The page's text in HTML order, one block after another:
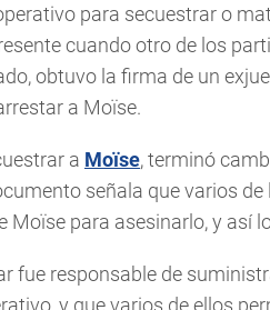
para secuestrar o
cuando otro de los
obtuvo la firma de un
a Moïse.
a Moïse, terminó
señala que varios de
para asesinarlo, y así
fue responsable de
y que varios de ellos